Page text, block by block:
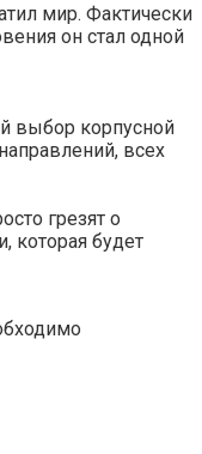
мир. Фактически
он стал одной
выбор корпусной
всех
грезят о
которая будет